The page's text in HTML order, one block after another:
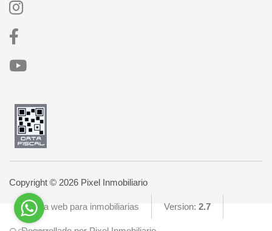
Copyright © 2026 Pixel Inmobiliario
Página web para inmobiliarias Version: 2.7